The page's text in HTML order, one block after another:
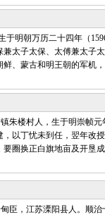
明朝万历二十四年（
太子太保、太傅兼太子
、蒙古和明王朝的军机
楼村人，生于明崇帧元
以丁忧未到任，翌年改
圈换正白旗地亩及开垦
，江苏溧阳县人。顺